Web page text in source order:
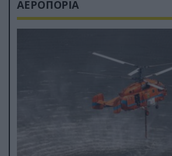
ΑΕΡΟΠΟΡΙΑ